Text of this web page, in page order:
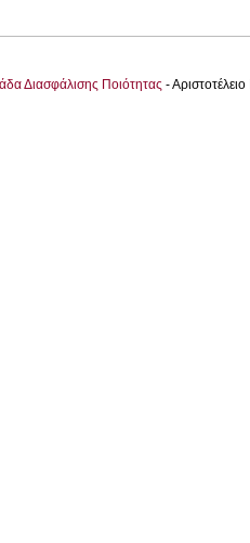
Διασφάλισης Ποιότητας -